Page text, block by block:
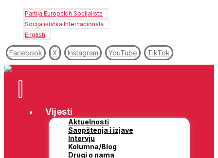
Partija Europskih Socijalista
Socijalistička Internacionala
English
Facebook X Instagram YouTube TikTok
Vijesti
Aktuelnosti
Saopštenja i izjave
Intervju
Kolumna/Blog
Drugi o nama